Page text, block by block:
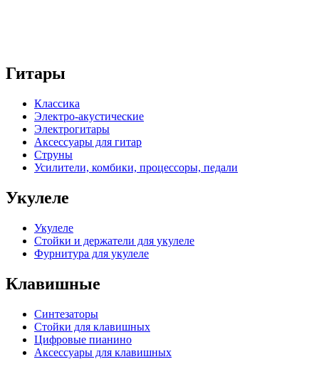
Гитары
Классика
Электро-акустические
Электрогитары
Аксессуары для гитар
Струны
Усилители, комбики, процессоры, педали
Укулеле
Укулеле
Стойки и держатели для укулеле
Фурнитура для укулеле
Клавишные
Синтезаторы
Стойки для клавишных
Цифровые пианино
Аксессуары для клавишных